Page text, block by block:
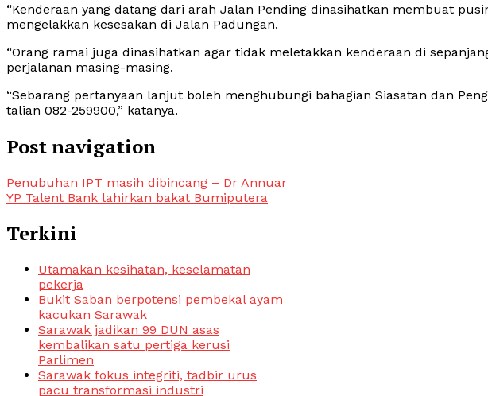
“Kenderaan yang datang dari arah Jalan Pending dinasihatkan membuat
mengelakkan kesesakan di Jalan Padungan.
“Orang ramai juga dinasihatkan agar tidak meletakkan kenderaan di
perjalanan masing-masing.
“Sebarang pertanyaan lanjut boleh menghubungi bahagian Siasatan dan
talian 082-259900,” katanya.
Post navigation
Penubuhan IPT masih dibincang – Dr Annuar
YP Talent Bank lahirkan bakat Bumiputera
Terkini
Utamakan kesihatan, keselamatan
pekerja
Bukit Saban berpotensi pembekal ayam
kacukan Sarawak
Sarawak jadikan 99 DUN asas
kembalikan satu pertiga kerusi
Parlimen
Sarawak fokus integriti, tadbir urus
pacu transformasi industri